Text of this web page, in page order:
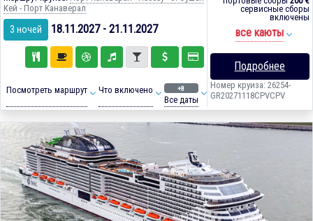
Кей - Порт Канаверал
3 ночей 18.11.2027 - 21.11.2027
Посмотреть маршрут Что включено +8
Все даты
сервисные сборы
включены
все каюты
Подробнее
Номер круиза: 26254-
GR20271118CPVCPV